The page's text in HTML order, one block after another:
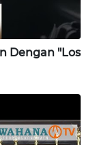
Dengan "Los